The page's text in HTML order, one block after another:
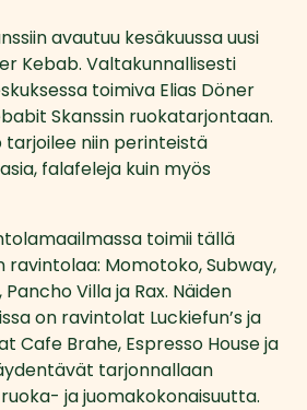
avautuu kesäkuussa uusi
Kebab. Valtakunnallisesti
toimiva Elias Döner
Skanssin ruokatarjontaan.
tarjoilee niin perinteistä
falafeleja kuin myös
toimii tällä
Momotoko, Subway,
Villa ja Rax. Näiden
on ravintolat Luckiefun’s ja
Cafe Brahe, Espresso House ja
tarjonnallaan
ja juomakokonaisuutta.